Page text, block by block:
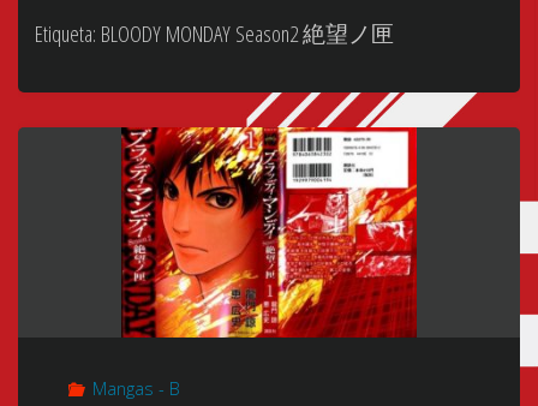
Etiqueta: BLOODY MONDAY Season2 絶望ノ匣
Mangas - B